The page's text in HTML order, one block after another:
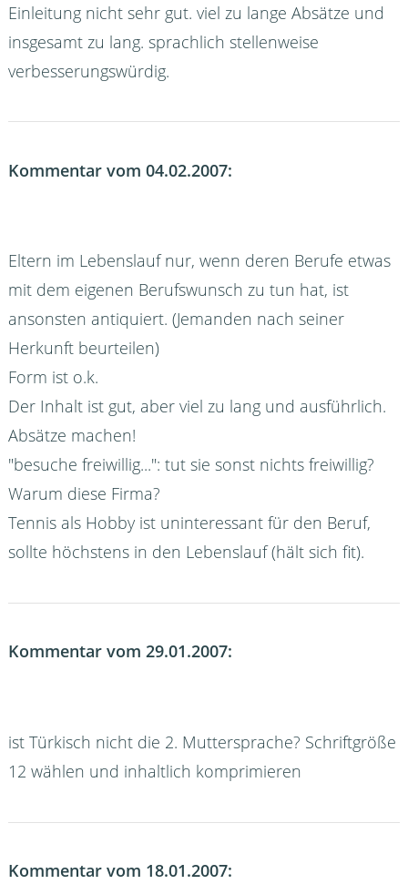
Einleitung nicht sehr gut. viel zu lange Absätze und
insgesamt zu lang. sprachlich stellenweise
verbesserungswürdig.
Kommentar vom 04.02.2007:
Eltern im Lebenslauf nur, wenn deren Berufe etwas
mit dem eigenen Berufswunsch zu tun hat, ist
ansonsten antiquiert. (Jemanden nach seiner
Herkunft beurteilen)
Form ist o.k.
Der Inhalt ist gut, aber viel zu lang und ausführlich.
Absätze machen!
"besuche freiwillig...": tut sie sonst nichts freiwillig?
Warum diese Firma?
Tennis als Hobby ist uninteressant für den Beruf,
sollte höchstens in den Lebenslauf (hält sich fit).
Kommentar vom 29.01.2007:
ist Türkisch nicht die 2. Muttersprache? Schriftgröße
12 wählen und inhaltlich komprimieren
Kommentar vom 18.01.2007: